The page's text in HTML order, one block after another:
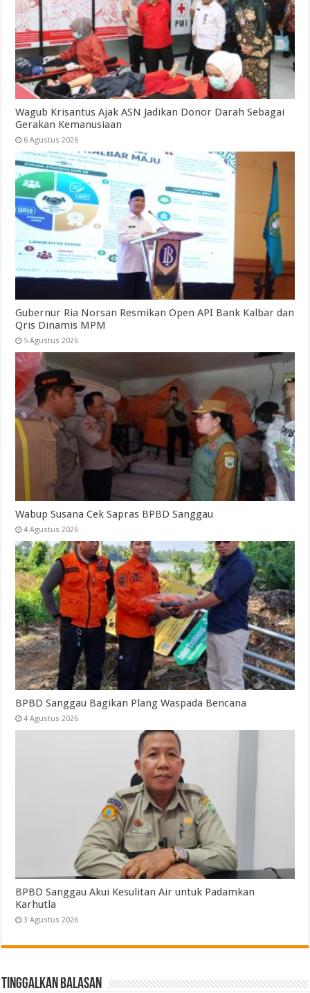
Wagub Krisantus Ajak ASN Jadikan Donor Darah Sebagai
Gerakan Kemanusiaan
6 Agustus 2026
Gubernur Ria Norsan Resmikan Open API Bank Kalbar dan
Qris Dinamis MPM
5 Agustus 2026
Wabup Susana Cek Sapras BPBD Sanggau
4 Agustus 2026
BPBD Sanggau Bagikan Plang Waspada Bencana
4 Agustus 2026
BPBD Sanggau Akui Kesulitan Air untuk Padamkan
Karhutla
3 Agustus 2026
Tinggalkan Balasan